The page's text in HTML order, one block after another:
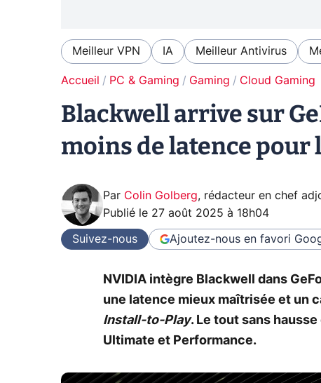
Meilleur VPN IA Meilleur Antivirus
Accueil PC & Gaming Gaming Cloud Gaming
Blackwell arrive sur
moins de latence pour
Par Colin Golberg, rédacteur en chef
Publié le 27 août 2025 à 18h04
Suivez-nous Ajoutez-nous en favori
NVIDIA intègre Blackwell dans
une latence mieux maîtrisée et un
Install‑to‑Play. Le tout sans
Ultimate et Performance.